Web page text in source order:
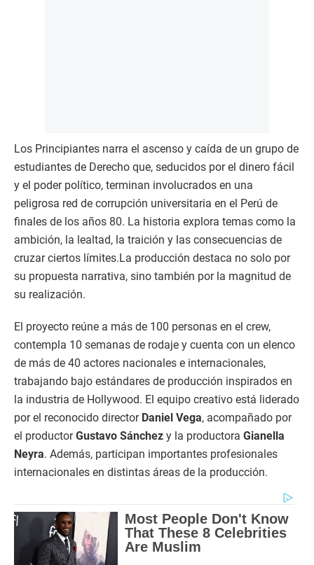
Los Principiantes narra el ascenso y caída de un grupo de
estudiantes de Derecho que, seducidos por el dinero fácil
y el poder político, terminan involucrados en una
peligrosa red de corrupción universitaria en el Perú de
finales de los años 80. La historia explora temas como la
ambición, la lealtad, la traición y las consecuencias de
cruzar ciertos límites.La producción destaca no solo por
su propuesta narrativa, sino también por la magnitud de
su realización.
El proyecto reúne a más de 100 personas en el crew,
contempla 10 semanas de rodaje y cuenta con un elenco
de más de 40 actores nacionales e internacionales,
trabajando bajo estándares de producción inspirados en
la industria de Hollywood. El equipo creativo está liderado
por el reconocido director Daniel Vega, acompañado por
el productorGustavo Sánchez y la productora Gianella
Neyra. Además, participan importantes profesionales
internacionales en distintas áreas de la producción.